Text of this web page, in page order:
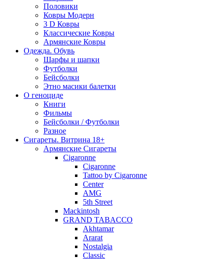
Половики
Ковры Модерн
3 D Ковры
Классические Ковры
Армянские Ковры
Одежда. Обувь
Шарфы и шапки
Футболки
Бейсболки
Этно масики балетки
О геноциде
Книги
Фильмы
Бейсболки / Футболки
Разное
Сигареты. Витрина 18+
Армянские Сигареты
Cigaronne
Cigaronne
Tattoo by Cigaronne
Center
AMG
5th Street
Mackintosh
GRAND TABACCO
Akhtamar
Ararat
Nostalgia
Classic